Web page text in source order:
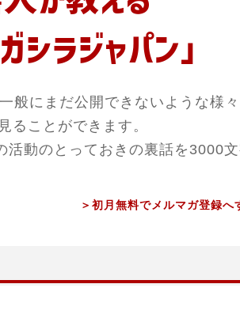
ラジャパン」
般にまだ公開できないような様
ることができます。
動のとっておきの裏話を3000
＞初月無料でメルマガ登録へ